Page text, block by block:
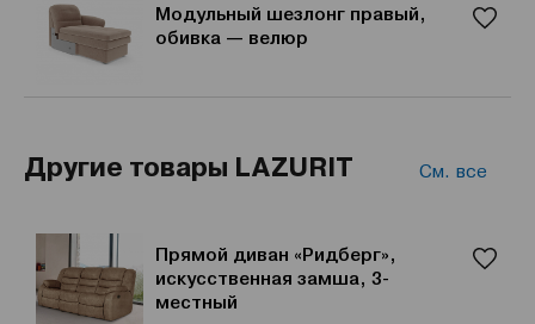
Модульный шезлонг правый,
обивка — велюр
Другие товары LAZURIT См. все
Прямой диван «Ридберг»,
искусственная замша, 3-
местный